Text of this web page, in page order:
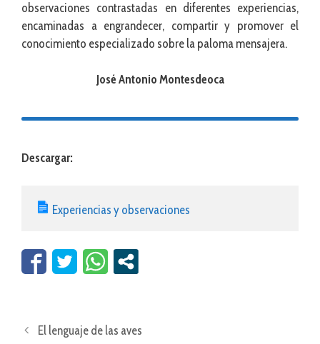
observaciones contrastadas en diferentes experiencias,
encaminadas a engrandecer, compartir y promover el
conocimiento especializado sobre la paloma mensajera.
José Antonio Montesdeoca
Descargar:
Experiencias y observaciones
El lenguaje de las aves